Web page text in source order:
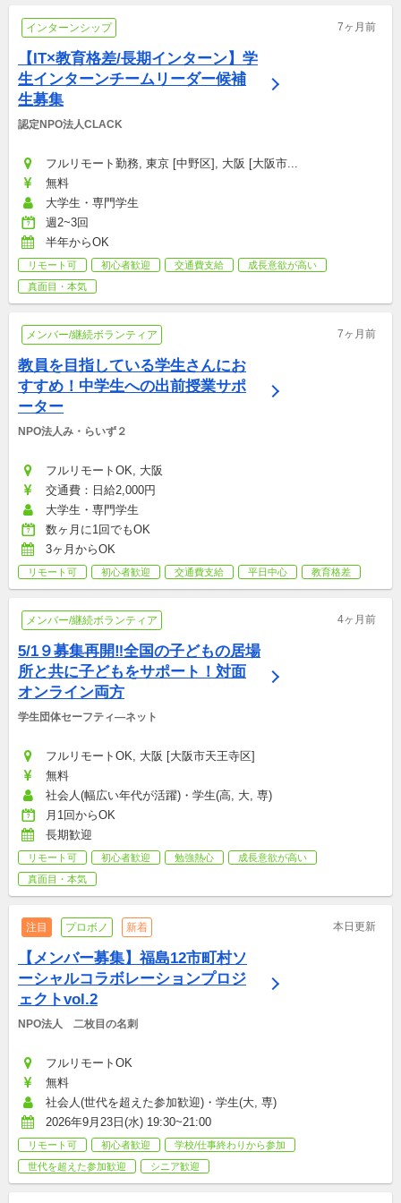
インターンシップ 7ヶ月前
【IT×教育格差/長期インターン】学
生インターンチームリーダー候補
生募集
認定NPO法人CLACK
フルリモート勤務, 東京 [中野区], 大阪 [大阪市...
無料
大学生・専門学生
週2~3回
半年からOK
リモート可 初心者歓迎 交通費支給
成長意欲が高い
真面目・本気
メンバー/継続ボランティア 7ヶ月前
教員を目指している学生さんにお
すすめ！中学生への出前授業サポ
ーター
NPO法人み・らいず２
フルリモートOK, 大阪
交通費：日給2,000円
大学生・専門学生
数ヶ月に1回でもOK
3ヶ月からOK
リモート可 初心者歓迎 交通費支給 平日中心 教育格差
メンバー/継続ボランティア 4ヶ月前
5/1９募集再開‼全国の子どもの居場
所と共に子どもをサポート！対面
オンライン両方
学生団体セーフティ―ネット
フルリモートOK, 大阪 [大阪市天王寺区]
無料
社会人(幅広い年代が活躍)・学生(高, 大, 専)
月1回からOK
長期歓迎
リモート可 初心者歓迎 勉強熱心
成長意欲が高い
真面目・本気
注目 プロボノ 新着 本日更新
【メンバー募集】福島12市町村ソ
ーシャルコラボレーションプロジ
ェクトvol.2
NPO法人　二枚目の名刺
フルリモートOK
無料
社会人(世代を超えた参加歓迎)・学生(大, 専)
2026年9月23日(水) 19:30~21:00
リモート可 初心者歓迎
学校/仕事終わりから参加
世代を超えた参加歓迎
シニア歓迎